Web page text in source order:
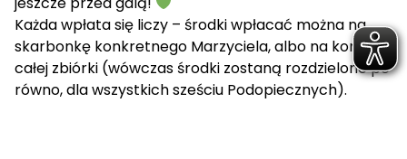
Każda wpłata się liczy – środki wpłacać można na
skarbonkę konkretnego Marzyciela, albo na konto
całej zbiórki (wówczas środki zostaną rozdzielone po
równo, dla wszystkich sześciu Podopiecznych).